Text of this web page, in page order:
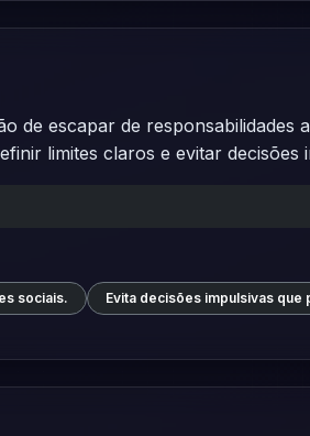
escapar de responsabilidades
limites claros e evitar decisões
sociais. Evita decisões impulsivas